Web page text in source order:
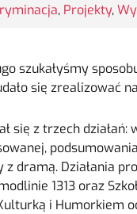
, Projekty,
szukałyśmy
się zrealizować
się z trzech
dramą. Działania
1313 oraz
i Humorkiem